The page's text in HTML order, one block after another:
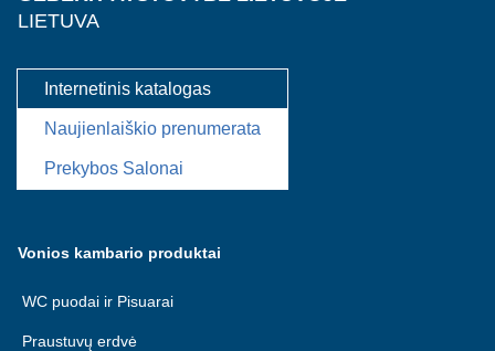
LIETUVA
Internetinis katalogas
Naujienlaiškio prenumerata
Prekybos Salonai
Vonios kambario produktai
WC puodai ir Pisuarai
Praustuvų erdvė